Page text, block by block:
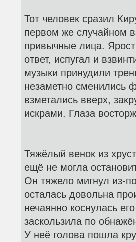
Тот человек сразил
первом же случайном
привычные лица.
ответ, испугал и
музыки принудили
незаметно сменились
взметались вверх,
искрами. Глаза
Тяжёлый венок из
ещё не могла
Он тяжело мигнул из-
осталась довольна
нечаянно коснулась
заскользила по
У неё голова пошла